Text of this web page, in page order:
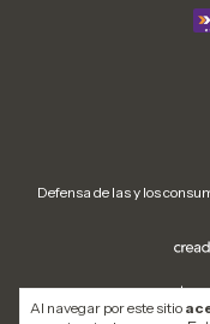
Al navegar por este sitio
Defensa de las y los
Copyright Urban Cow |
2026.